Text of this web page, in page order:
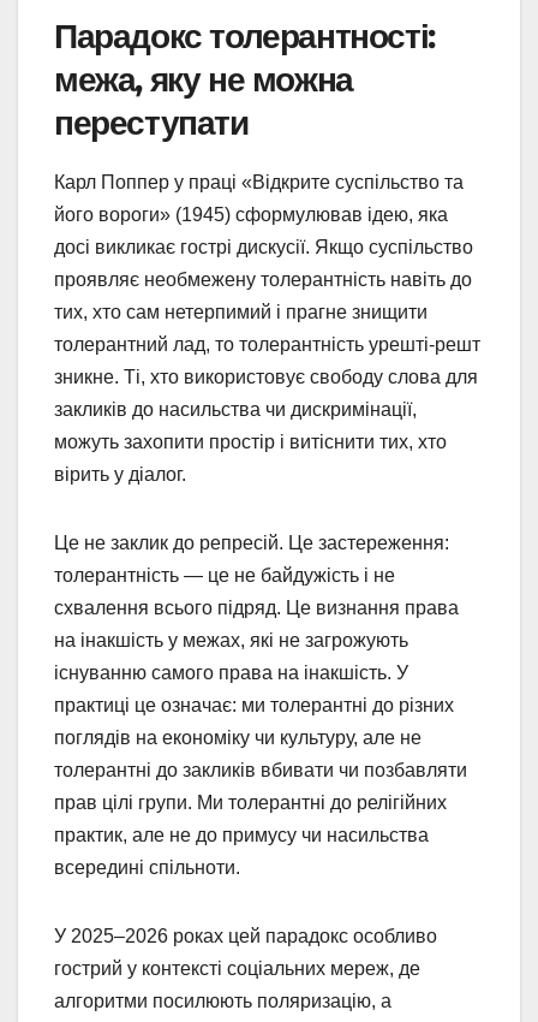
Парадокс толерантності:
межа, яку не можна
переступати
Карл Поппер у праці «Відкрите суспільство та
його вороги» (1945) сформулював ідею, яка
досі викликає гострі дискусії. Якщо суспільство
проявляє необмежену толерантність навіть до
тих, хто сам нетерпимий і прагне знищити
толерантний лад, то толерантність урешті-решт
зникне. Ті, хто використовує свободу слова для
закликів до насильства чи дискримінації,
можуть захопити простір і витіснити тих, хто
вірить у діалог.
Це не заклик до репресій. Це застереження:
толерантність — це не байдужість і не
схвалення всього підряд. Це визнання права
на інакшість у межах, які не загрожують
існуванню самого права на інакшість. У
практиці це означає: ми толерантні до різних
поглядів на економіку чи культуру, але не
толерантні до закликів вбивати чи позбавляти
прав цілі групи. Ми толерантні до релігійних
практик, але не до примусу чи насильства
всередині спільноти.
У 2025–2026 роках цей парадокс особливо
гострий у контексті соціальних мереж, де
алгоритми посилюють поляризацію, а